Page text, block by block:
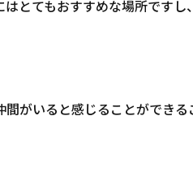
とてもおすすめな場所です
間がいると感じることができ